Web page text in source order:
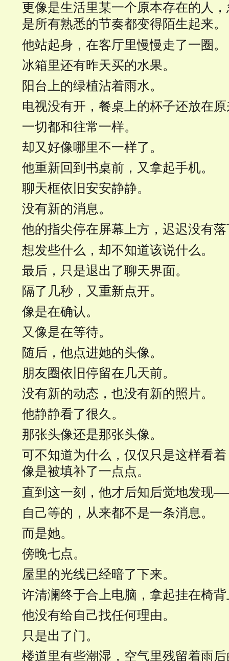
更像是生活里某一个原本存在的人
是所有熟悉的节奏都变得陌生起来。
他站起身，在客厅里慢慢走了一圈。
冰箱里还有昨天买的水果。
阳台上的绿植沾着雨水。
电视没有开，餐桌上的杯子还放在
一切都和往常一样。
却又好像哪里不一样了。
他重新回到书桌前，又拿起手机。
聊天框依旧安安静静。
没有新的消息。
他的指尖停在屏幕上方，迟迟没有
想发些什么，却不知道该说什么。
最后，只是退出了聊天界面。
隔了几秒，又重新点开。
像是在确认。
又像是在等待。
随后，他点进她的头像。
朋友圈依旧停留在几天前。
没有新的动态，也没有新的照片。
他静静看了很久。
那张头像还是那张头像。
可不知道为什么，仅仅只是这样看
像是被填补了一点点。
直到这一刻，他才后知后觉地发现
自己等的，从来都不是一条消息。
而是她。
傍晚七点。
屋里的光线已经暗了下来。
许清澜终于合上电脑，拿起挂在椅
他没有给自己找任何理由。
只是出了门。
楼道里有些潮湿，空气里残留着雨